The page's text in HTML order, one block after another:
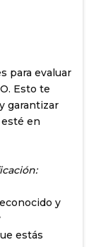
para evaluar
Esto te
garantizar
en
y
estás